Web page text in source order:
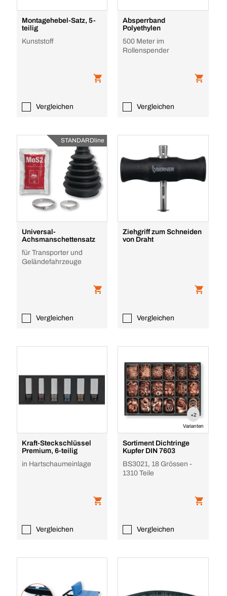
Montagehebel-Satz, 5-
teilig
Kunststoff
Vergleichen
Absperrband
Polyethylen
500 Meter im
Rollenspender
Vergleichen
STANDARDline
Universal-
Achsmanschettensatz
für Transporter und
Geländefahrzeuge
Vergleichen
Ziehgriff zum Schneiden
von Draht
Vergleichen
Kraft-Steckschlüssel
Premium, 6-teilig
in Hartschaumeinlage
Vergleichen
+2
Varianten
Sortiment Dichtringe
Kupfer DIN 7603
BS3021, 18 Grössen -
1310 Teile
Vergleichen